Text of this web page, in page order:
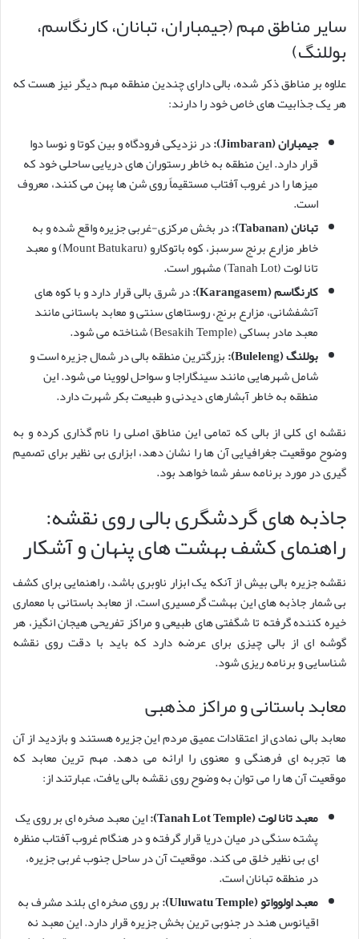
سایر مناطق مهم (جیمباران، تبانان، کارنگاسم،
بوللنگ)
علاوه بر مناطق ذکر شده، بالی دارای چندین منطقه مهم دیگر نیز هست که
هر یک جذابیت های خاص خود را دارند:
جیمباران (Jimbaran):
در نزدیکی فرودگاه و بین کوتا و نوسا دوا
قرار دارد. این منطقه به خاطر رستوران های دریایی ساحلی خود که
میزها را در غروب آفتاب مستقیماً روی شن ها پهن می کنند، معروف
است.
تبانان (Tabanan):
در بخش مرکزی-غربی جزیره واقع شده و به
خاطر مزارع برنج سرسبز، کوه باتوکارو (Mount Batukaru) و معبد
تانا لوت (Tanah Lot) مشهور است.
کارنگاسم (Karangasem):
در شرق بالی قرار دارد و با کوه های
آتشفشانی، مزارع برنج، روستاهای سنتی و معابد باستانی مانند
معبد مادر بساکی (Besakih Temple) شناخته می شود.
بوللنگ (Buleleng):
بزرگترین منطقه بالی در شمال جزیره است و
شامل شهرهایی مانند سینگاراجا و سواحل لووینا می شود. این
منطقه به خاطر آبشارهای دیدنی و طبیعت بکر شهرت دارد.
نقشه ای کلی از بالی که تمامی این مناطق اصلی را نام گذاری کرده و به
وضوح موقعیت جغرافیایی آن ها را نشان دهد، ابزاری بی نظیر برای تصمیم
گیری در مورد برنامه سفر شما خواهد بود.
جاذبه های گردشگری بالی روی نقشه:
راهنمای کشف بهشت های پنهان و آشکار
نقشه جزیره بالی بیش از آنکه یک ابزار ناوبری باشد، راهنمایی برای کشف
بی شمار جاذبه های این بهشت گرمسیری است. از معابد باستانی با معماری
خیره کننده گرفته تا شگفتی های طبیعی و مراکز تفریحی هیجان انگیز، هر
گوشه ای از بالی چیزی برای عرضه دارد که باید با دقت روی نقشه
شناسایی و برنامه ریزی شود.
معابد باستانی و مراکز مذهبی
معابد بالی نمادی از اعتقادات عمیق مردم این جزیره هستند و بازدید از آن
ها تجربه ای فرهنگی و معنوی را ارائه می دهد. مهم ترین معابد که
موقعیت آن ها را می توان به وضوح روی نقشه بالی یافت، عبارتند از:
معبد تانا لوت (Tanah Lot Temple):
این معبد صخره ای بر روی یک
پشته سنگی در میان دریا قرار گرفته و در هنگام غروب آفتاب منظره
ای بی نظیر خلق می کند. موقعیت آن در ساحل جنوب غربی جزیره،
در منطقه تبانان است.
معبد اولوواتو (Uluwatu Temple):
بر روی صخره ای بلند مشرف به
اقیانوس هند در جنوبی ترین بخش جزیره قرار دارد. این معبد نه